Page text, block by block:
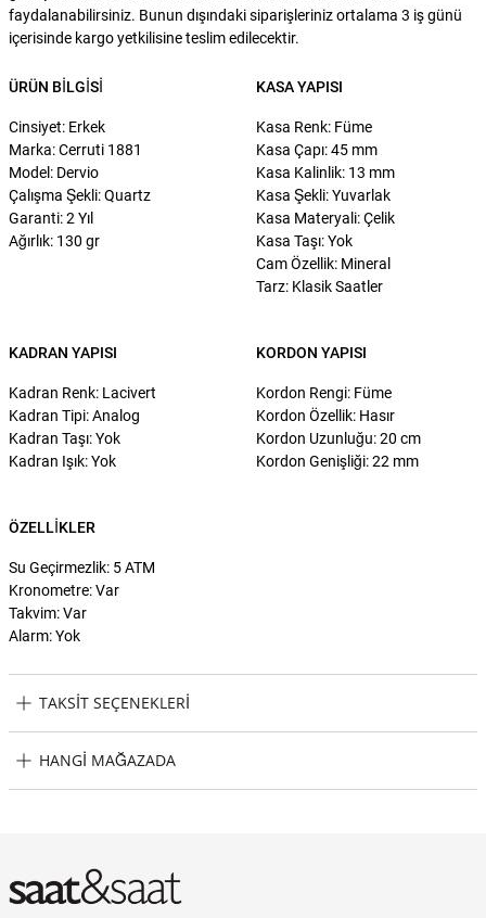
faydalanabilirsiniz. Bunun dışındaki siparişleriniz ortalama 3 iş günü
içerisinde kargo yetkilisine teslim edilecektir.
ÜRÜN BILGISI
Cinsiyet: Erkek
Marka: Cerruti 1881
Model: Dervio
Çalışma Şekli: Quartz
Garanti: 2 Yıl
Ağırlık: 130 gr
KASA YAPISI
Kasa Renk: Füme
Kasa Çapı: 45 mm
Kasa Kalinlik: 13 mm
Kasa Şekli: Yuvarlak
Kasa Materyali: Çelik
Kasa Taşı: Yok
Cam Özellik: Mineral
Tarz: Klasik Saatler
KADRAN YAPISI
Kadran Renk: Lacivert
Kadran Tipi: Analog
Kadran Taşı: Yok
Kadran Işık: Yok
KORDON YAPISI
Kordon Rengi: Füme
Kordon Özellik: Hasır
Kordon Uzunluğu: 20 cm
Kordon Genişliği: 22 mm
ÖZELLIKLER
Su Geçirmezlik: 5 ATM
Kronometre: Var
Takvim: Var
Alarm: Yok
TAKSIT SEÇENEKLERI
HANGI MAĞAZADA